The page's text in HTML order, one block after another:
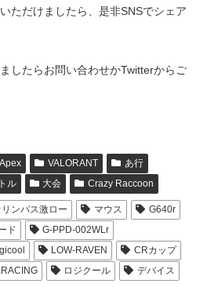
ただけましたら、是非SNSでシェア
したらお問い合わせかTwitterからご
Apex VALORANT
あ行
ル 大会 Crazy Raccoon
リンパス激ロー マウス
G640r
ド
G-PPD-002WLr
LOW-RAVEN
CRカップ
ロジクール
デバイス